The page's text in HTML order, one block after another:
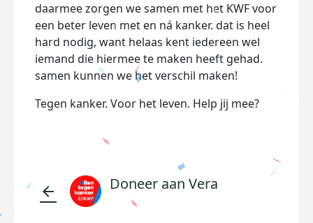
daarmee zorgen we samen met het KWF voor
een beter leven met en ná kanker. dat is heel
hard nodig, want helaas kent iedereen wel
iemand die hiermee te maken heeft gehad.
samen kunnen we het verschil maken!
Tegen kanker. Voor het leven. Help jij mee?
arrow_back Doneer aan Vera